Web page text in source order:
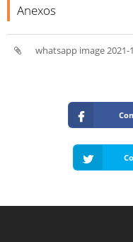
Anexos
whatsapp image 2021-